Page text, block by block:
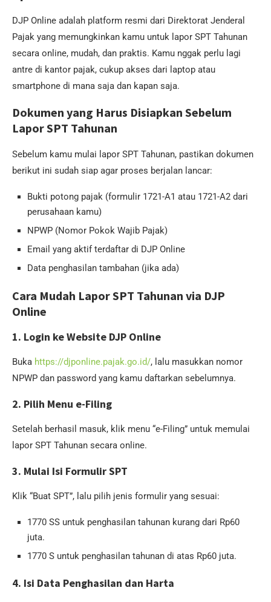
DJP Online adalah platform resmi dari Direktorat Jenderal
Pajak yang memungkinkan kamu untuk lapor SPT Tahunan
secara online, mudah, dan praktis. Kamu nggak perlu lagi
antre di kantor pajak, cukup akses dari laptop atau
smartphone di mana saja dan kapan saja.
Dokumen yang Harus Disiapkan Sebelum
Lapor SPT Tahunan
Sebelum kamu mulai lapor SPT Tahunan, pastikan dokumen
berikut ini sudah siap agar proses berjalan lancar:
Bukti potong pajak (formulir 1721-A1 atau 1721-A2 dari
perusahaan kamu)
NPWP (Nomor Pokok Wajib Pajak)
Email yang aktif terdaftar di DJP Online
Data penghasilan tambahan (jika ada)
Cara Mudah Lapor SPT Tahunan via DJP
Online
1. Login ke Website DJP Online
Buka https://djponline.pajak.go.id/, lalu masukkan nomor
NPWP dan password yang kamu daftarkan sebelumnya.
2. Pilih Menu e-Filing
Setelah berhasil masuk, klik menu “e-Filing” untuk memulai
lapor SPT Tahunan secara online.
3. Mulai Isi Formulir SPT
Klik “Buat SPT”, lalu pilih jenis formulir yang sesuai:
1770 SS untuk penghasilan tahunan kurang dari Rp60
juta.
1770 S untuk penghasilan tahunan di atas Rp60 juta.
4. Isi Data Penghasilan dan Harta